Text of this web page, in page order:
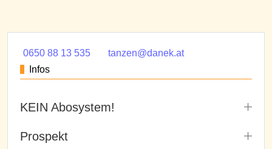
0650 88 13 535
tanzen@danek.at
Infos
KEIN Abosystem!
Prospekt